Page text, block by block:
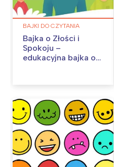
BAJKI DO CZYTANIA
Bajka o Złości i
Spokoju –
edukacyjna bajka o